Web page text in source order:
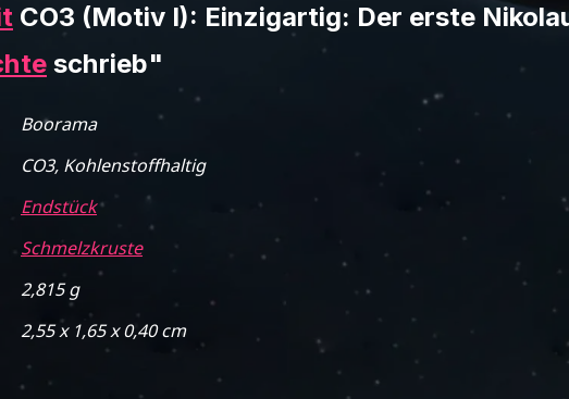
CO3 (Motiv I): Einzigartig: Der erste
schrieb"
Boorama
CO3, Kohlenstoffhaltig
Endstück
Schmelzkruste
2,815 g
2,55 x 1,65 x 0,40 cm